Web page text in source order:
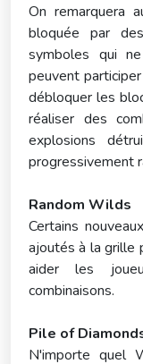
On remarquera
bloquée par
symboles qui
peuvent
débloquer les
réaliser des
explosions
progressivement
Random Wilds
Certains
ajoutés à la grille
aider les
combinaisons.
Pile of
N'importe quel